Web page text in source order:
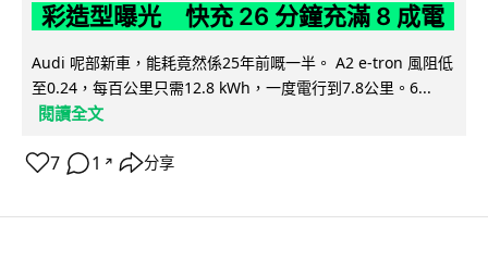
彩造型曝光 快充 26 分鐘充滿 8 成電
Audi 呢部新車，能耗竟然係25年前嘅一半。 A2 e-tron 風阻低
至0.24，每百公里只需12.8 kWh，一度電行到7.8公里。6...
閱讀全文
7 1 ↗ 分享